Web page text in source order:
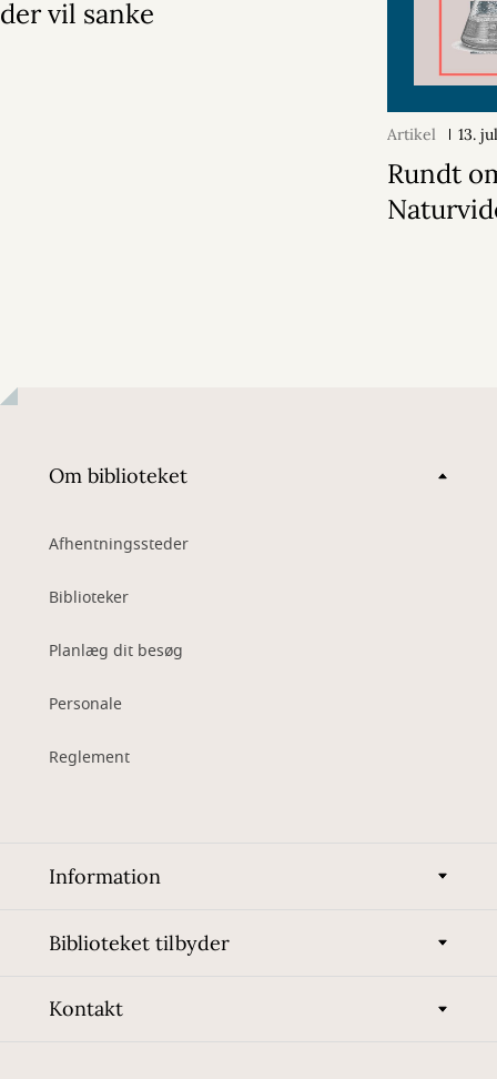
der vil sanke
Artikel 13.
Rundt
Om biblioteket
Afhentningssteder
Biblioteker
Planlæg dit besøg
Personale
Reglement
Information
Biblioteket tilbyder
Kontakt